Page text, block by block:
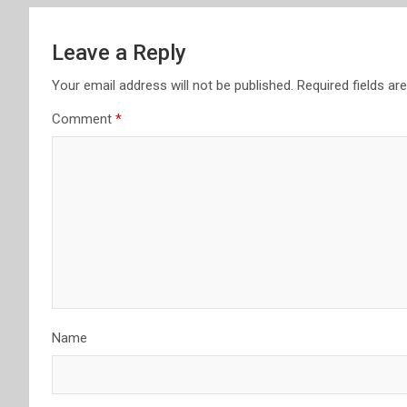
Leave a Reply
Your email address will not be published. Required fields
Comment *
Name